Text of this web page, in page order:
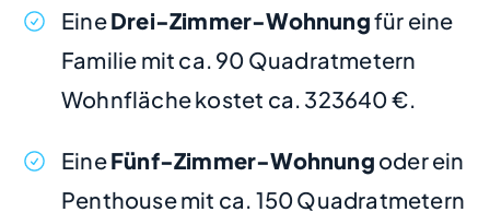
EineDrei-Zimmer-Wohnungfür eine
Familie mit ca. 90 Quadratmetern
Wohnfläche kostet ca. 323640 €.
EineFünf-Zimmer-Wohnung oder ein
Penthouse mit ca. 150 Quadratmetern